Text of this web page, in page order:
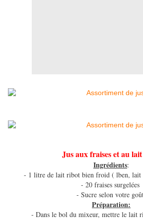
Jus aux fraises et au
Ingrédients:
- 1 litre de lait ribot bien froid ( lben, lait
- 20 fraises surgelées
- Sucre selon votre
Préparation:
- Dans le bol du mixeur, mettre le lait